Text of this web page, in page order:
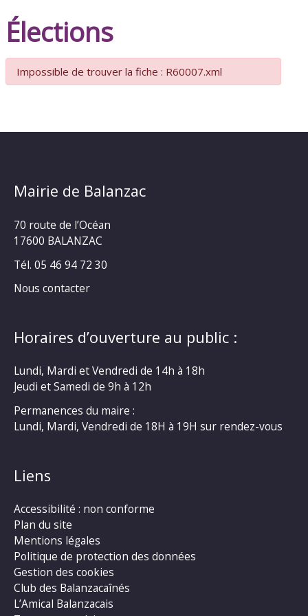
Élections
Impossible de trouver la fiche : R60007.xml
Mairie de Balanzac
70 route de l’Océan
17600 BALANZAC
Tél. 05 46 94 72 30
Nous contacter
Horaires d’ouverture au public :
Lundi, Mardi et Vendredi de 14h à 18h
Jeudi et Samedi de 9h à 12h
Permanences du maire :
Lundi, Mardi, Vendredi de 18H à 19H sur rendez-vous
Liens
Accessibilité : non conforme
Plan du site
Mentions légales
Politique de protection des données
Gestion des cookies
Club des Balanzacaînés
L’Amical Balanzacais